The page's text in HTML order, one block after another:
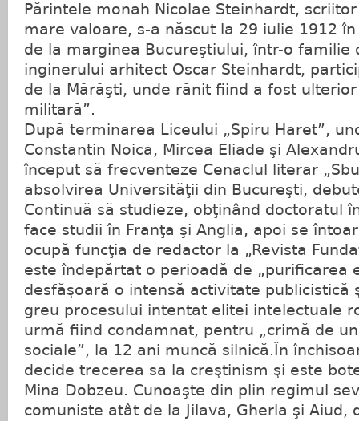
Părintele monah Nicolae Steinhardt,
mare valoare, s-a născut la 29 iulie 1912
de la marginea Bucureştiului, într-o familie
inginerului arhitect Oscar Steinhardt,
de la Mărăşti, unde rănit fiind a fost
militară”.
După terminarea Liceului „Spiru Haret”,
Constantin Noica, Mircea Eliade şi
început să frecventeze Cenaclul literar
absolvirea Universităţii din Bucureşti,
Continuă să studieze, obţinând doctoratul
face studii în Franţa şi Anglia, apoi se
ocupă funcţia de redactor la „Revista
este îndepărtat o perioadă de „purificarea
desfăşoară o intensă activitate publicistică
greu procesului intentat elitei intelectuale
urmă fiind condamnat, pentru „crimă de
sociale”, la 12 ani muncă silnică.În
decide trecerea sa la creştinism şi este
Mina Dobzeu. Cunoaşte din plin regimul
comuniste atât de la Jilava, Gherla şi Aiud,